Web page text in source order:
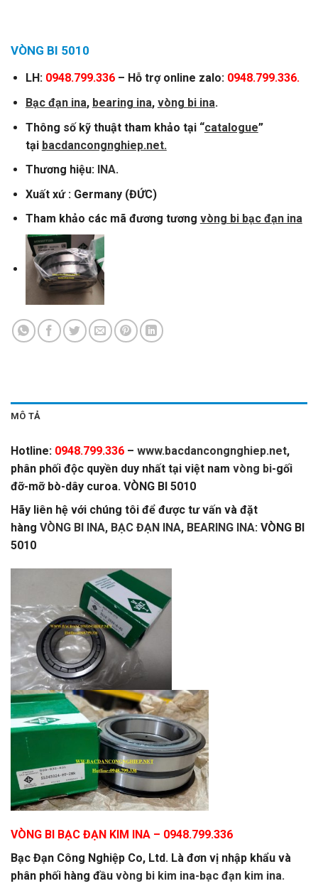
VÒNG BI 5010
LH: 0948.799.336– Hỗ trợ online zalo: 0948.799.336.
Bạc đạn ina, bearing ina, vòng bi ina.
Thông số kỹ thuật tham khảo tại “catalogue”
tại bacdancongnghiep.net.
Thương hiệu: INA.
Xuất xứ : Germany (ĐỨC)
Tham khảo các mã đương tương vòng bi bạc đạn ina
MÔ TẢ
Hotline: 0948.799.336 – www.bacdancongnghiep.net,
phân phối độc quyền duy nhất tại việt nam vòng bi-gối
đỡ-mỡ bò-dây curoa. VÒNG BI 5010
Hãy liên hệ với chúng tôi để được tư vấn và đặt
hàng VÒNG BI INA, BẠC ĐẠN INA, BEARING INA: VÒNG BI
5010
VÒNG BI BẠC ĐẠN KIM INA – 0948.799.336
Bạc Đạn Công Nghiệp Co, Ltd. Là đơn vị nhập khẩu và
phân phối hàng đầu vòng bi kim ina-bạc đạn kim ina.